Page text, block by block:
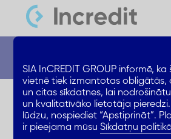
Absolūts 0%
PTA!
SIA InCREDIT GROUP informē,
vietnē tiek izmantotas obligātās,
un citas sīkdatnes, lai
un kvalitatīvāko lietotāja
lūdzu, nospiediet “Apstiprināt”.
ir pieejama mūsuSīkdatņu